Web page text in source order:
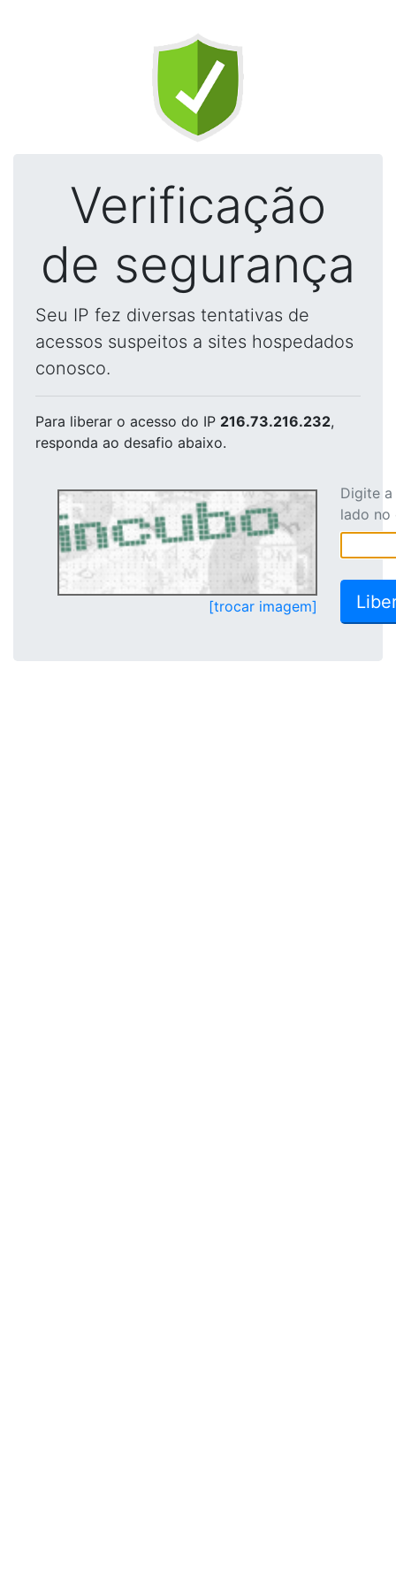
Verificação
de segurança
Seu IP fez diversas tentativas de
acessos suspeitos a sites hospedados
conosco.
Para liberar o acesso do IP 216.73.216.232,
responda ao desafio abaixo.
[trocar imagem]
Digite
lado no